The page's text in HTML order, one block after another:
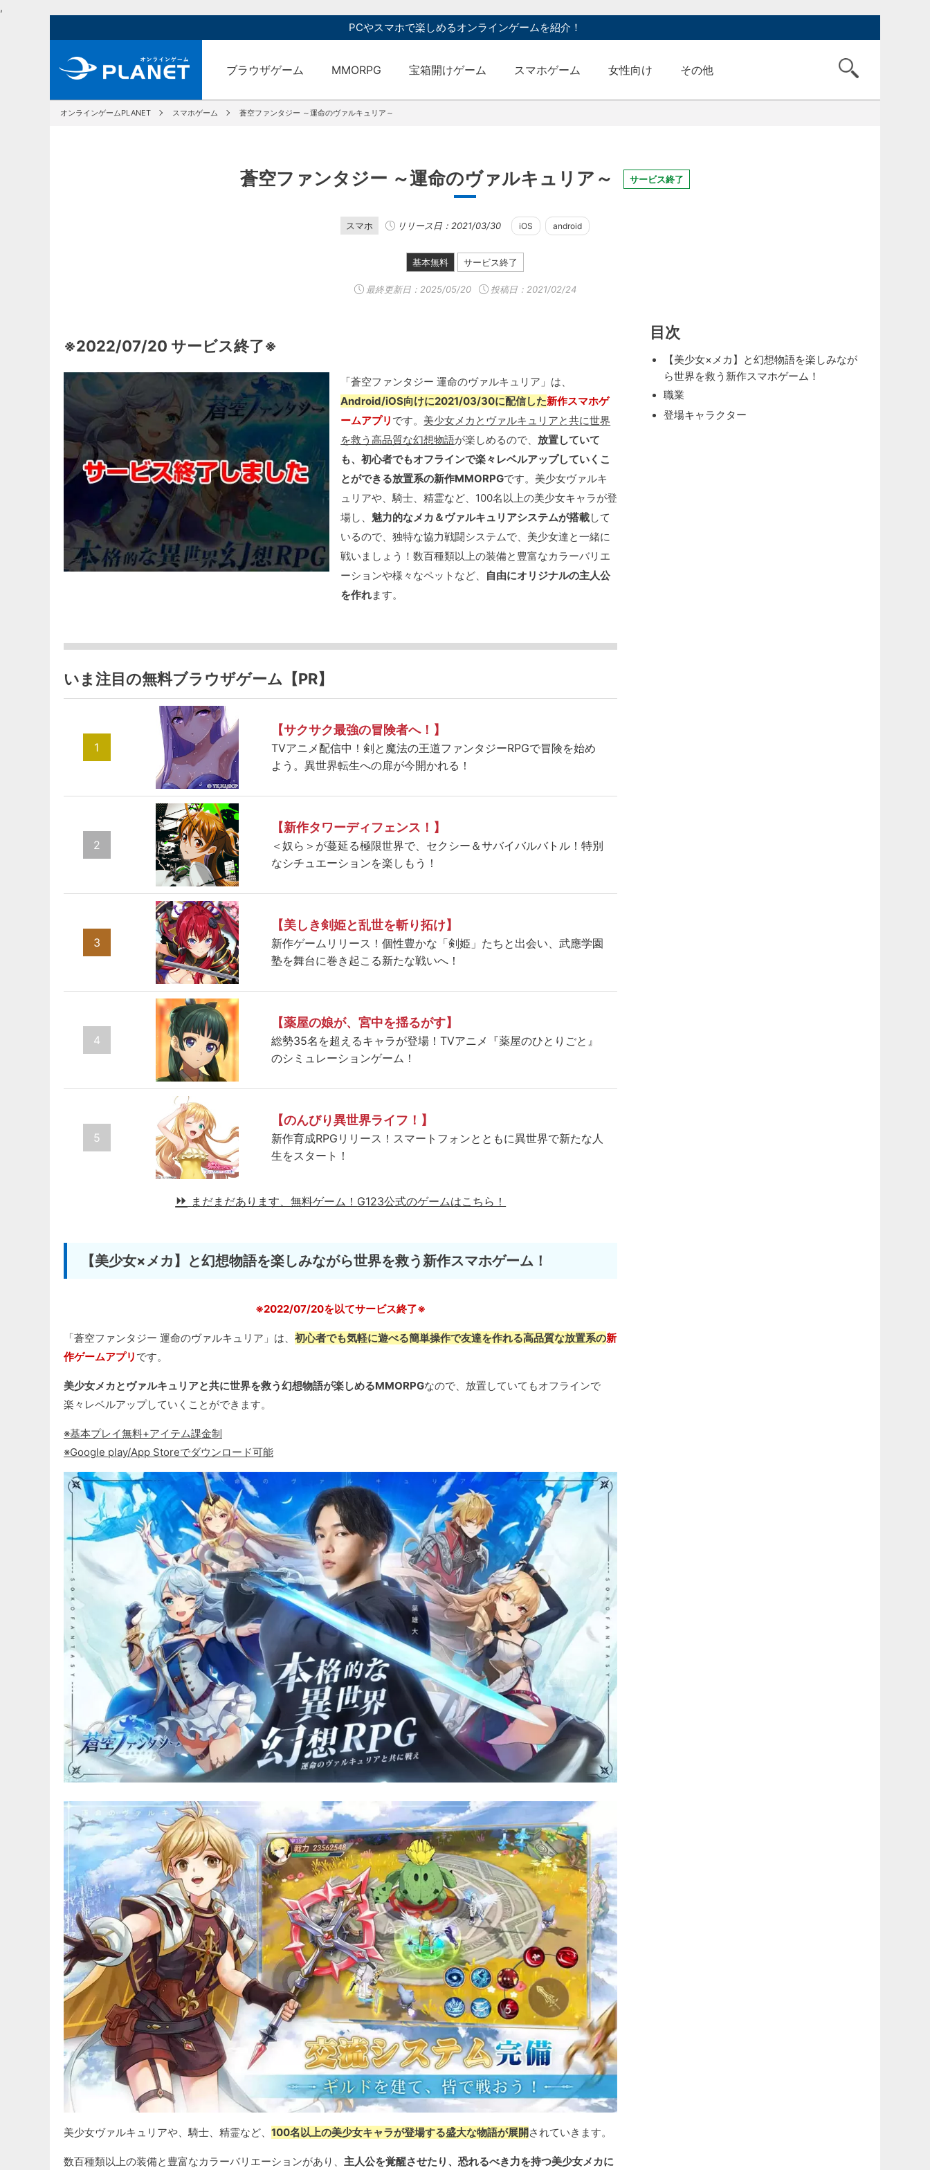
,
PCやスマホで楽しめるオンラインゲームを紹介！
ブラウザゲーム MMORPG 宝箱開けゲーム スマホゲーム 女性向け その他
オンラインゲームPLANET スマホゲーム 蒼空ファンタジー ～運命のヴァルキュリア～
蒼空ファンタジー ～運命のヴァルキュリア～ サービス終了
スマホ リリース日：2021/03/30 iOS android
基本無料 サービス終了
最終更新日： 2025/05/20 投稿日：2021/02/24
※2022/07/20 サービス終了※
「蒼空ファンタジー 運命のヴァルキュリア」は、
Android/iOS向けに2021/03/30に配信した新作スマホゲ
ームアプリ です。 美少女メカとヴァルキュリアと共に世界
を救う高品質な幻想物語が楽しめるので、放置していて
も、初心者でもオフラインで楽々レベルアップしていくこ
とができる放置系の新作MMORPGです。美少女ヴァルキ
ュリアや、騎士、精霊など、100名以上の美少女キャラが登
場し、 魅力的なメカ＆ヴァルキュリアシステムが搭載して
いるので、独特な協力戦闘システムで、美少女達と一緒に
戦いましょう！数百種類以上の装備と豊富なカラーバリエ
ーションや様々なペットなど、 自由にオリジナルの主人公
を作れます。
いま注目の無料ブラウザゲーム【PR】
1
【サクサク最強の冒険者へ！】
TVアニメ配信中！剣と魔法の王道ファンタジーRPGで冒険を始め
よう。異世界転生への扉が今開かれる！
2
【新作タワーディフェンス！】
＜奴ら＞が蔓延る極限世界で、セクシー＆サバイバルバトル！特別
なシチュエーションを楽しもう！
3
【美しき剣姫と乱世を斬り拓け】
新作ゲームリリース！個性豊かな「剣姫」たちと出会い、武應学園
塾を舞台に巻き起こる新たな戦いへ！
4
【薬屋の娘が、宮中を揺るがす】
総勢35名を超えるキャラが登場！TVアニメ『薬屋のひとりごと』
のシミュレーションゲーム！
5
【のんびり異世界ライフ！】
新作育成RPGリリース！スマートフォンとともに異世界で新たな人
生をスタート！
まだまだあります、無料ゲーム！ G123公式のゲームはこちら！
【美少女×メカ】と幻想物語を楽しみながら世界を救う新作スマホゲーム！
※2022/07/20を以てサービス終了※
「蒼空ファンタジー 運命のヴァルキュリア」は、 初心者でも気軽に遊べる簡単操作で友達を作れる高品質な放置系の新
作ゲームアプリ です。
美少女メカとヴァルキュリアと共に世界を救う幻想物語が楽しめるMMORPGなので、放置していてもオフラインで
楽々レベルアップしていくことができます。
※基本プレイ無料+アイテム課金制
※Google play/App Storeでダウンロード可能
美少女ヴァルキュリアや、騎士、精霊など、 100名以上の美少女キャラが登場する盛大な物語が展開 されていきます。
数百種類以上の装備と豊富なカラーバリエーションがあり、 主人公を覚醒させたり、恐れるべき力を持つ美少女メカに
目次
【美少女×メカ】と幻想物語を楽しみなが
ら世界を救う新作スマホゲーム！
職業
登場キャラクター